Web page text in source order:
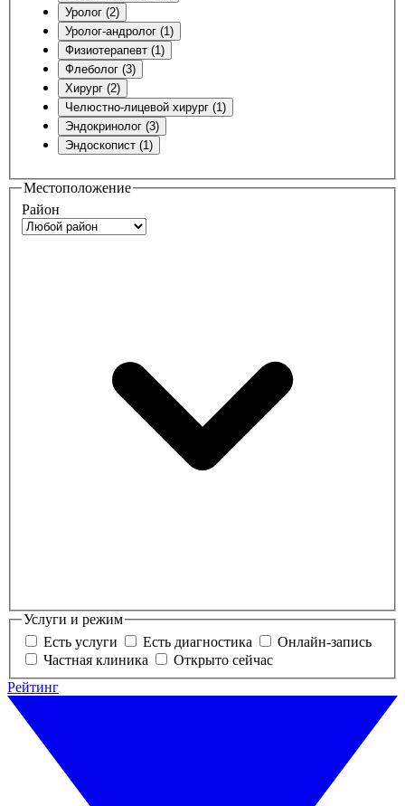
Уролог (2)
Уролог-андролог (1)
Физиотерапевт (1)
Флеболог (3)
Хирург (2)
Челюстно-лицевой хирург (1)
Эндокринолог (3)
Эндоскопист (1)
Местоположение
Район
Услуги и режим
Есть услуги
Есть диагностика
Онлайн-запись
Частная клиника
Открыто сейчас
Рейтинг